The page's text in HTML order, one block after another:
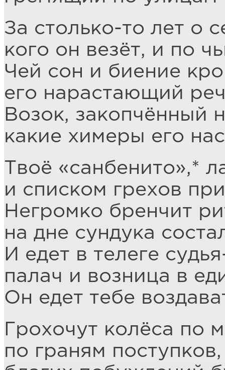
За столько-то лет о
кого он везёт, и по
Чей сон и биение
его нарастающий
Возок, закопчённый
какие химеры его
Твоё «санбенито»,*
и списком грехов
Негромко бренчит
на дне сундука
И едет в телеге
палач и возница в
Он едет тебе
Грохочут колёса по
по граням